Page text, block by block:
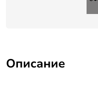
Описание